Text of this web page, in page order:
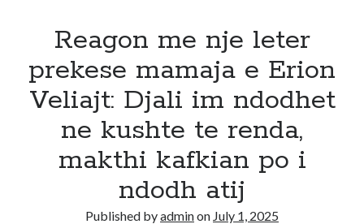
Reagon me nje leter
prekese mamaja e Erion
Veliajt: Djali im ndodhet
ne kushte te renda,
makthi kafkian po i
ndodh atij
Published byadminon July 1, 2025